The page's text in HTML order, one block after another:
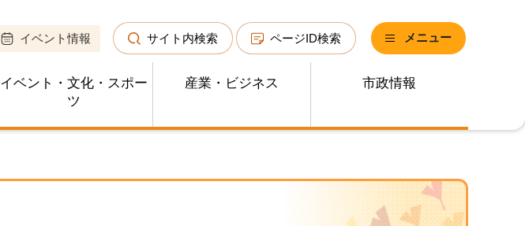
イベント情報 サイト内検索 ページID検索 メニュー
イベント・文化・スポー
ツ
産業・ビジネス 市政情報